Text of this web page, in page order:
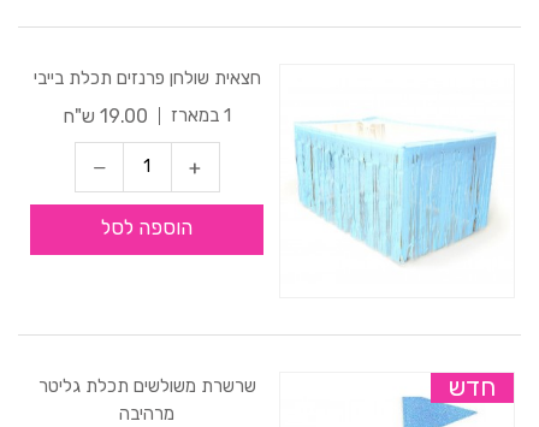
חצאית שולחן פרנזים תכלת בייבי
1 במארז
19.00 ש"ח
הוספה לסל
חדש
שרשרת משולשים תכלת גליטר
מרהיבה